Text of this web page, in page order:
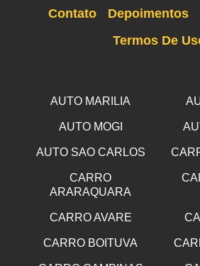
Contato
Depoimentos
Termos De
AUTO MARILIA
AUTO MOGI
AUTO SAO CARLOS
CARRO
ARARAQUARA
CARRO AVARE
CARRO BOITUVA